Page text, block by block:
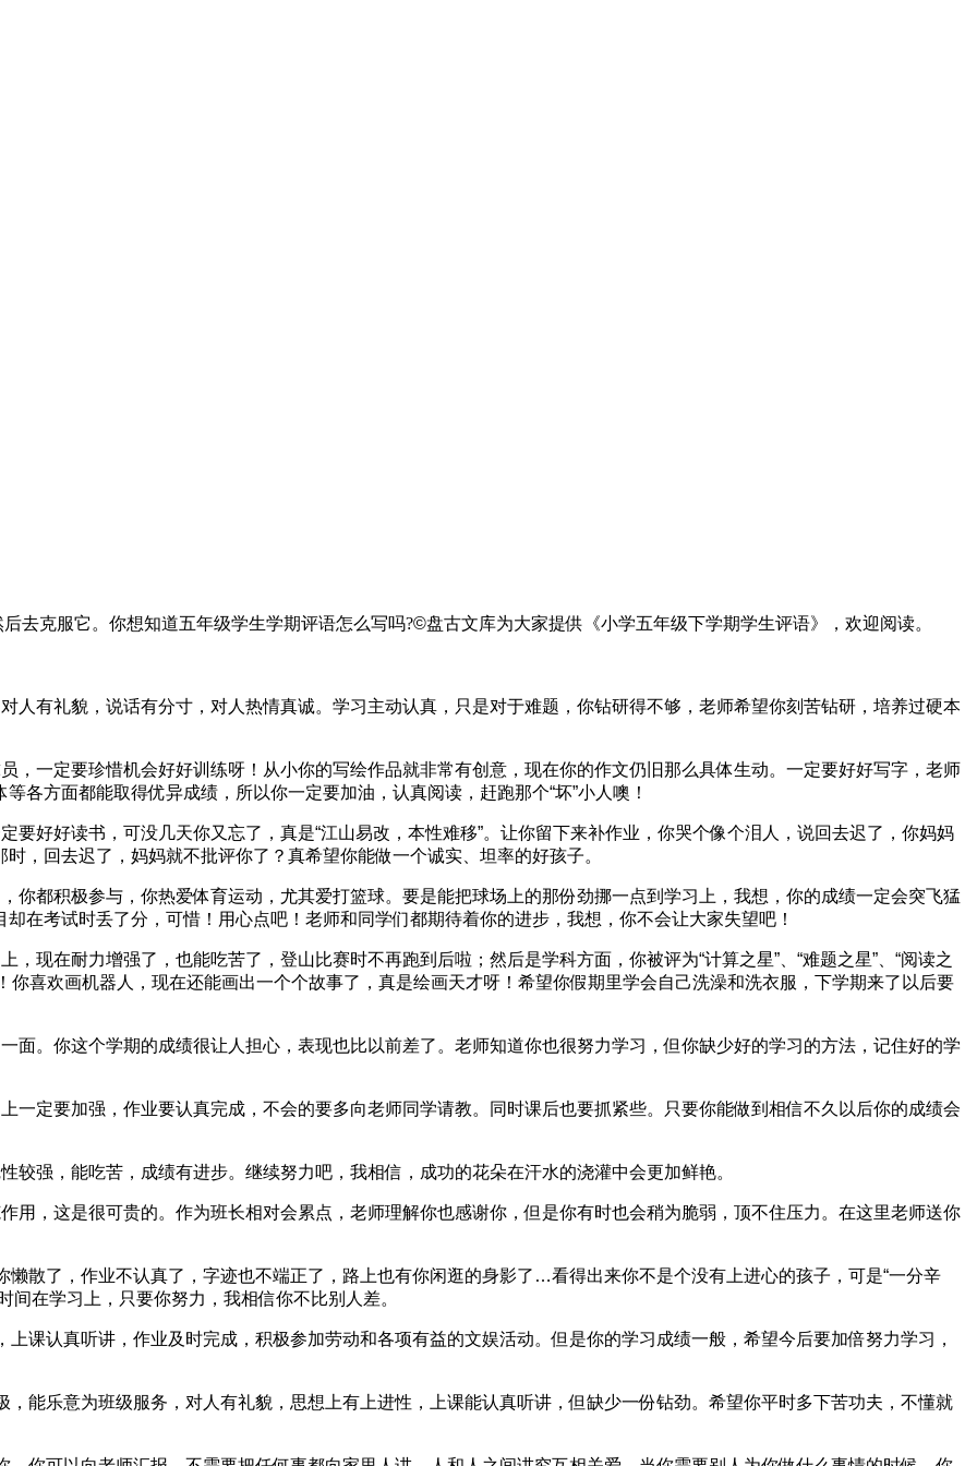
去克服它。你想知道五年级学生学期评语怎么写吗?©盘古文库为大家提供《小学五年级下学期学生评语》，欢迎阅读。
礼貌，说话有分寸，对人热情真诚。学习主动认真，只是对于难题，你钻研得不够，老师希望你刻苦钻研，培养过硬本
定要珍惜机会好好训练呀！从小你的写绘作品就非常有创意，现在你的作文仍旧那么具体生动。一定要好好写字，老师
各方面都能取得优异成绩，所以你一定要加油，认真阅读，赶跑那个“坏”小人噢！
好读书，可没几天你又忘了，真是“江山易改，本性难移”。让你留下来补作业，你哭个像个泪人，说回去迟了，你妈妈
，回去迟了，妈妈就不批评你了？真希望你能做一个诚实、坦率的好孩子。
积极参与，你热爱体育运动，尤其爱打篮球。要是能把球场上的那份劲挪一点到学习上，我想，你的成绩一定会突飞猛
在考试时丢了分，可惜！用心点吧！老师和同学们都期待着你的进步，我想，你不会让大家失望吧！
在耐力增强了，也能吃苦了，登山比赛时不再跑到后啦；然后是学科方面，你被评为“计算之星”、“难题之星”、“阅读之
你喜欢画机器人，现在还能画出一个个故事了，真是绘画天才呀！希望你假期里学会自己洗澡和洗衣服，下学期来了以后要
你这个学期的成绩很让人担心，表现也比以前差了。老师知道你也很努力学习，但你缺少好的学习的方法，记住好的学
要加强，作业要认真完成，不会的要多向老师同学请教。同时课后也要抓紧些。只要你能做到相信不久以后你的成绩会
，能吃苦，成绩有进步。继续努力吧，我相信，成功的花朵在汗水的浇灌中会更加鲜艳。
这是很可贵的。作为班长相对会累点，老师理解你也感谢你，但是你有时也会稍为脆弱，顶不住压力。在这里老师送你
了，作业不认真了，字迹也不端正了，路上也有你闲逛的身影了…看得出来你不是个没有上进心的孩子，可是“一分辛
在学习上，只要你努力，我相信你不比别人差。
认真听讲，作业及时完成，积极参加劳动和各项有益的文娱活动。但是你的学习成绩一般，希望今后要加倍努力学习，
乐意为班级服务，对人有礼貌，思想上有上进性，上课能认真听讲，但缺少一份钻劲。希望你平时多下苦功夫，不懂就